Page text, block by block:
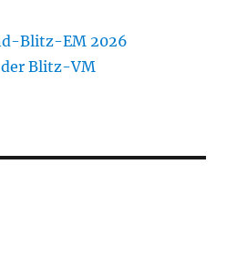
Blitz-EM 2026
der Blitz-VM